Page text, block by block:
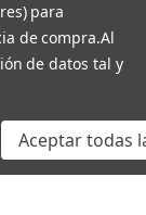
para
de compra.Al
de datos tal y
Aceptar todas